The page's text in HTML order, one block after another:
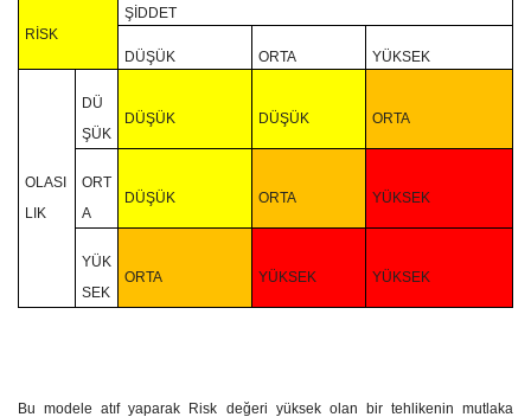
RİSK
ŞİDDET
DÜŞÜK ORTA YÜKSEK
OLASI
LIK
DÜ
ŞÜK
DÜŞÜK DÜŞÜK ORTA
ORT
A
DÜŞÜK ORTA YÜKSEK
YÜK
SEK
ORTA YÜKSEK YÜKSEK
Bu modele atıf yaparak Risk değeri yüksek olan bir tehlikenin mutlaka